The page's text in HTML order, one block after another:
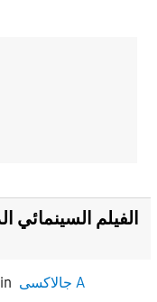
الفيلم السينمائي
جالاكسى A